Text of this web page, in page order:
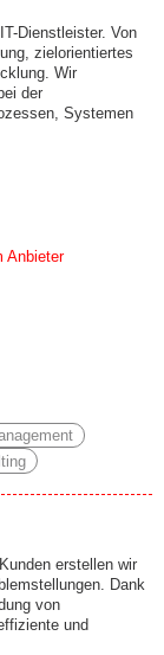
Dienstleister. Von
zielorientiertes
Wir
der
Systemen
Anbieter
erstellen wir
Dank
von
und